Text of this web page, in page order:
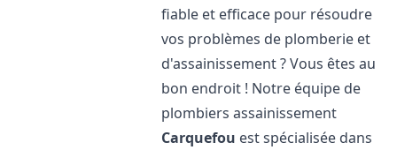
fiable et efficace pour résoudre
vos problèmes de plomberie et
d'assainissement ? Vous êtes au
bon endroit ! Notre équipe de
plombiers assainissement
Carquefou est spécialisée dans